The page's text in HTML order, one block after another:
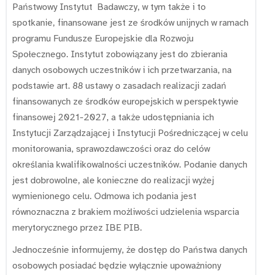
Państwowy Instytut Badawczy, w tym także i to
spotkanie, finansowane jest ze środków unijnych w ramach
programu Fundusze Europejskie dla Rozwoju
Społecznego. Instytut zobowiązany jest do zbierania
danych osobowych uczestników i ich przetwarzania, na
podstawie art. 88 ustawy o zasadach realizacji zadań
finansowanych ze środków europejskich w perspektywie
finansowej 2021-2027, a także udostępniania ich
Instytucji Zarządzającej i Instytucji Pośredniczącej w celu
monitorowania, sprawozdawczości oraz do celów
określania kwalifikowalności uczestników. Podanie danych
jest dobrowolne, ale konieczne do realizacji wyżej
wymienionego celu. Odmowa ich podania jest
równoznaczna z brakiem możliwości udzielenia wsparcia
merytorycznego przez IBE PIB.
Jednocześnie informujemy, że dostęp do Państwa danych
osobowych posiadać będzie wyłącznie upoważniony